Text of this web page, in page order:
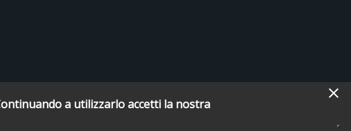
a utilizzarlo accetti la nostra